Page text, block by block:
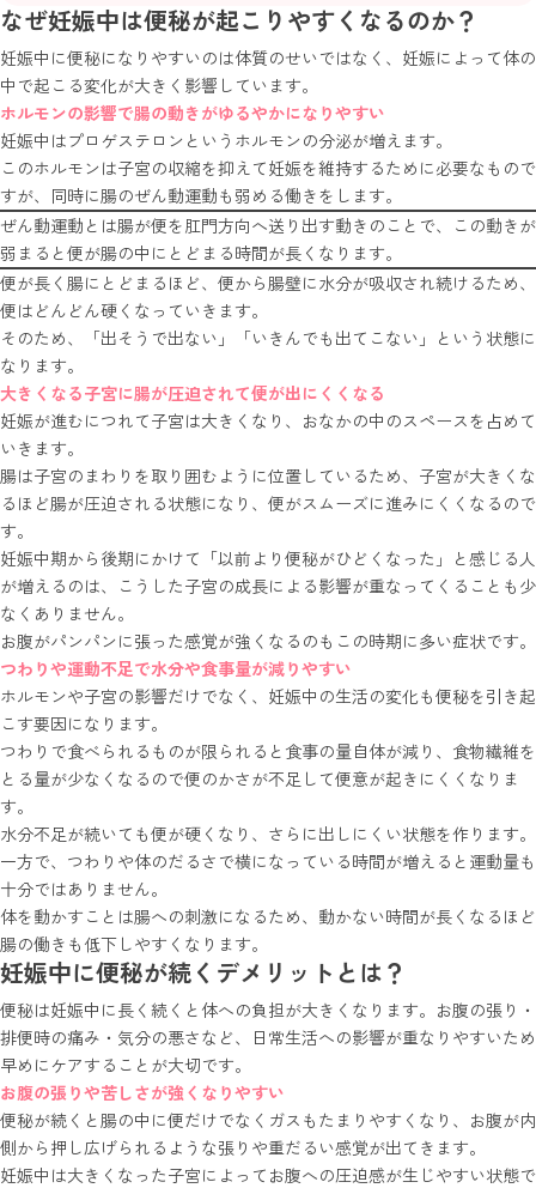
なぜ妊娠中は便秘が起こりやすくなるのか？
妊娠中に便秘になりやすいのは体質のせいではなく、妊娠によって体の
中で起こる変化が大きく影響しています。
ホルモンの影響で腸の動きがゆるやかになりやすい
妊娠中はプロゲステロンというホルモンの分泌が増えます。
このホルモンは子宮の収縮を抑えて妊娠を維持するために必要なもので
すが、同時に腸のぜん動運動も弱める働きをします。
ぜん動運動とは腸が便を肛門方向へ送り出す動きのことで、この動きが
弱まると便が腸の中にとどまる時間が長くなります。
便が長く腸にとどまるほど、便から腸壁に水分が吸収され続けるため、
便はどんどん硬くなっていきます。
そのため、「出そうで出ない」「いきんでも出てこない」という状態に
なります。
大きくなる子宮に腸が圧迫されて便が出にくくなる
妊娠が進むにつれて子宮は大きくなり、おなかの中のスペースを占めて
いきます。
腸は子宮のまわりを取り囲むように位置しているため、子宮が大きくな
るほど腸が圧迫される状態になり、便がスムーズに進みにくくなるので
す。
妊娠中期から後期にかけて「以前より便秘がひどくなった」と感じる人
が増えるのは、こうした子宮の成長による影響が重なってくることも少
なくありません。
お腹がパンパンに張った感覚が強くなるのもこの時期に多い症状です。
つわりや運動不足で水分や食事量が減りやすい
ホルモンや子宮の影響だけでなく、妊娠中の生活の変化も便秘を引き起
こす要因になります。
つわりで食べられるものが限られると食事の量自体が減り、食物繊維を
とる量が少なくなるので便のかさが不足して便意が起きにくくなりま
す。
水分不足が続いても便が硬くなり、さらに出しにくい状態を作ります。
一方で、つわりや体のだるさで横になっている時間が増えると運動量も
十分ではありません。
体を動かすことは腸への刺激になるため、動かない時間が長くなるほど
腸の働きも低下しやすくなります。
妊娠中に便秘が続くデメリットとは？
便秘は妊娠中に長く続くと体への負担が大きくなります。お腹の張り・
排便時の痛み・気分の悪さなど、日常生活への影響が重なりやすいため
早めにケアすることが大切です。
お腹の張りや苦しさが強くなりやすい
便秘が続くと腸の中に便だけでなくガスもたまりやすくなり、お腹が内
側から押し広げられるような張りや重だるい感覚が出てきます。
妊娠中は大きくなった子宮によってお腹への圧迫感が生じやすい状態で